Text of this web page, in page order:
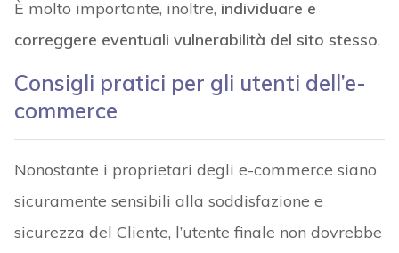
È molto importante, inoltre, individuare e
correggere eventuali vulnerabilità del sito stesso.
Consigli pratici per gli utenti dell’e-
commerce
Nonostante i proprietari degli e-commerce siano
sicuramente sensibili alla soddisfazione e
sicurezza del Cliente, l’utente finale non dovrebbe